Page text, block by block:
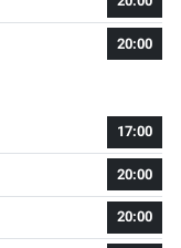
20:00
17:00
20:00
20:00